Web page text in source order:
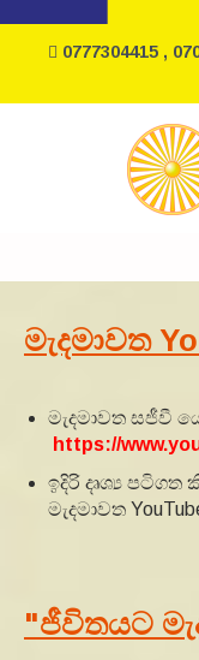
0777304415 ,
මැදමාවත
මැදමාවත සජීවී
https://
ඉදිරි දෘශ්‍ය
මැදමාවත
"ජීවිතයට